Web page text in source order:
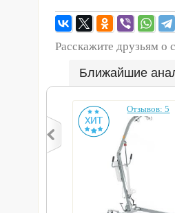
Расскажите друзьям о
Ближайшие
Отзывов: 5